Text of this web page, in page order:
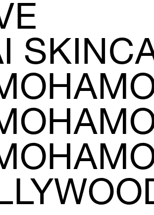
、移転しました。
イナーズファイル2026」に赤
されています。